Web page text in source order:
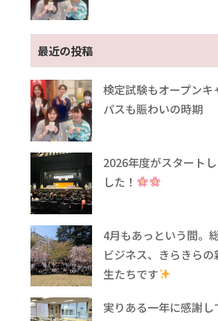
最近の投稿
検定試験もオープンキ
パスも賑わいの時期
2026年度がスタート
した！
4月もあっという間。
ビジネス、きらきらの
生たちです
実りある一年に感謝し